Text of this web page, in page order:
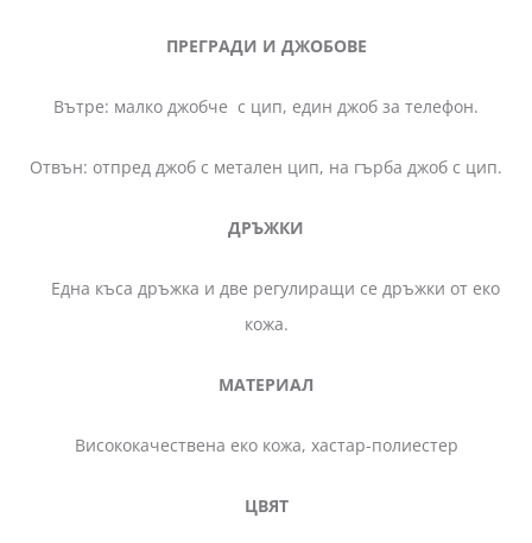
ПРЕГРАДИ И ДЖОБОВЕ
Вътре: малко джобче с цип, един джоб за телефон.
Отвън: отпред джоб с метален цип, на гърба джоб с цип.
ДРЪЖКИ
Една къса дръжка и две регулиращи се дръжки от еко
кожа.
МАТЕРИАЛ
Висококачествена еко кожа, хастар-полиестер
ЦВЯТ